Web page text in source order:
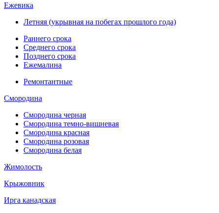
Ежевика
Летняя (укрывная на побегах прошлого года)
Раннего срока
Среднего срока
Позднего срока
Ежемалина
Ремонтантные
Смородина
Смородина черная
Смородина темно-вишневая
Смородина красная
Смородина розовая
Смородина белая
Жимолость
Крыжовник
Ирга канадская